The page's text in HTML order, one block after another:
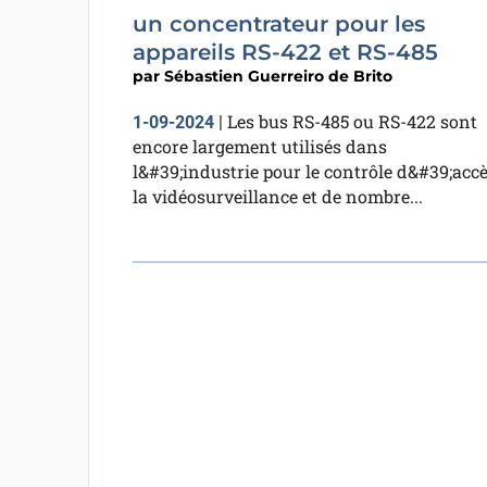
un concentrateur pour les
appareils RS-422 et RS-485
par Sébastien Guerreiro de Brito
1-09-2024| Les bus RS-485 ou RS-422 sont
encore largement utilisés dans
l&#39;industrie pour le contrôle
la vidéosurveillance et de nombre...